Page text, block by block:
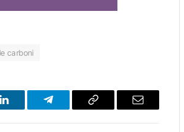
carboni
LinkedIn Telegram Copy
Email